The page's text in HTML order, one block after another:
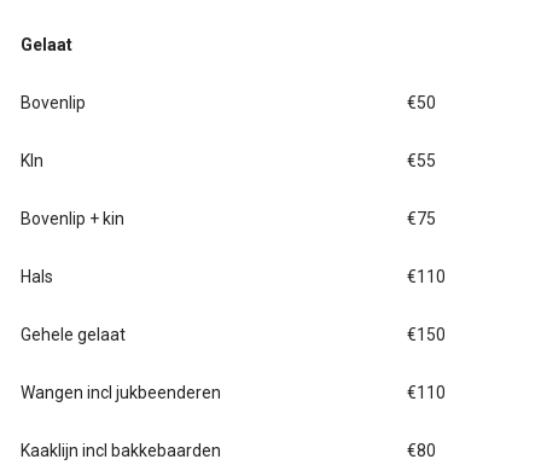
Gelaat
Bovenlip €50
KIn €55
Bovenlip + kin €75
Hals €110
Gehele gelaat €150
Wangen incl jukbeenderen €110
Kaaklijn incl bakkebaarden €80